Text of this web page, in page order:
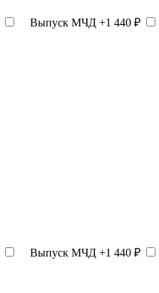
Выпуск МЧД +1 440 ₽
Выпуск МЧД +1 440 ₽